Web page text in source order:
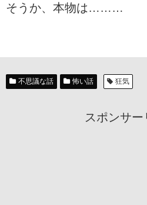
そうか、本物は………
不思議な話 怖い話 狂気
スポンサー